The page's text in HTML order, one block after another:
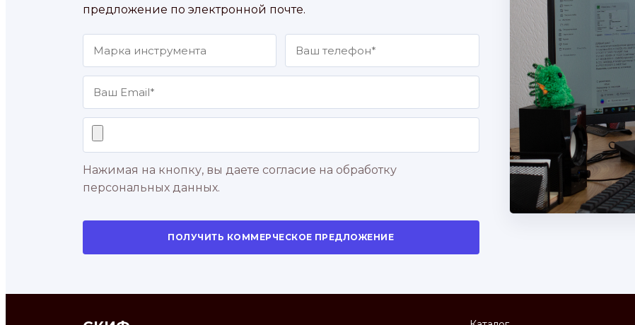
предложение по электронной почте.
Нажимая на кнопку, вы даете согласие на обработку
персональных данных.
ПОЛУЧИТЬ КОММЕРЧЕСКОЕ ПРЕДЛОЖЕНИЕ